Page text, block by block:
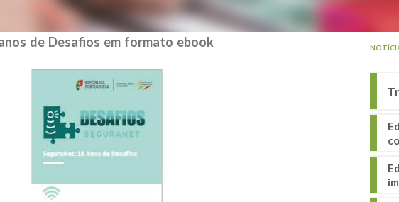
de Desafios em formato ebook